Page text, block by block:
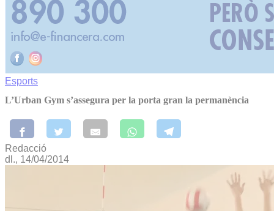
Esports
L’Urban Gym s’assegura per la porta gran la permanència
Redacció
dl., 14/04/2014